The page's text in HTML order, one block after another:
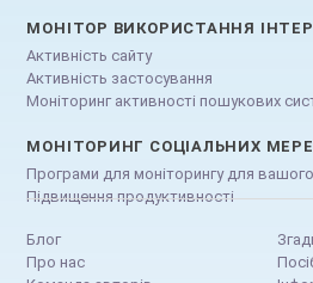
МОНІТОР ВИКОРИСТАННЯ
Активність сайту
Активність застосування
Моніторинг активності пошукових
МОНІТОРИНГ СОЦІАЛЬНИХ
Програми для моніторингу для вашого
Підвищення продуктивності
Блог
Про нас